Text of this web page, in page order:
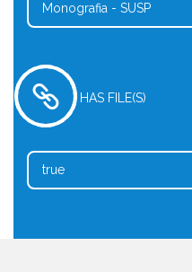
Monografia - SUSP
HAS FILE(S)
true